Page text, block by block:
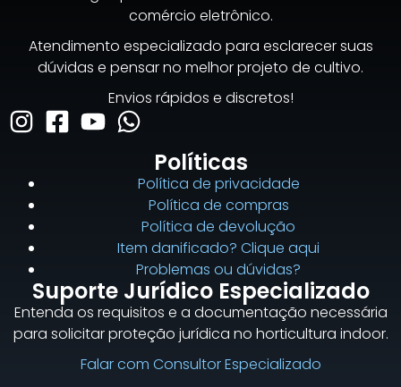
comércio eletrônico.
Atendimento especializado para esclarecer suas
dúvidas e pensar no melhor projeto de cultivo.
Envios rápidos e discretos!
Políticas
Política de privacidade
Política de compras
Política de devolução
Item danificado? Clique aqui
Problemas ou dúvidas?
Suporte Jurídico Especializado
Entenda os requisitos e a documentação necessária
para solicitar proteção jurídica no horticultura indoor.
Falar com Consultor Especializado